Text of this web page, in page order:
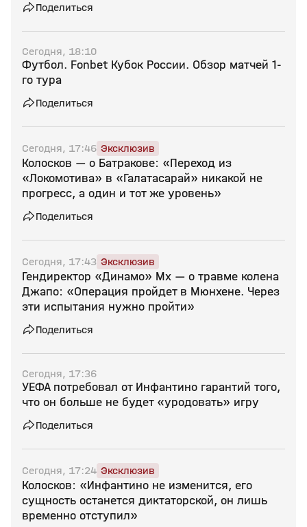
Поделиться
Сегодня, 18:10
Футбол. Fonbet Кубок России. Обзор матчей 1-
го тура
Поделиться
Сегодня, 17:46 Эксклюзив
Колосков — о Батракове: «Переход из
«Локомотива» в «Галатасарай» никакой не
прогресс, а один и тот же уровень»
Поделиться
Сегодня, 17:43 Эксклюзив
Гендиректор «Динамо» Мх — о травме колена
Джапо: «Операция пройдет в Мюнхене. Через
эти испытания нужно пройти»
Поделиться
Сегодня, 17:36
УЕФА потребовал от Инфантино гарантий того,
что он больше не будет «уродовать» игру
Поделиться
Сегодня, 17:24 Эксклюзив
Колосков: «Инфантино не изменится, его
сущность останется диктаторской, он лишь
временно отступил»